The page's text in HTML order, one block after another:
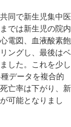
同で新生児集中医
では新生児の院内
電図、血液酸素飽
ングし、最後はベ
した。これを少し
データを複合的
亡率は下がり、新
可能となりまし